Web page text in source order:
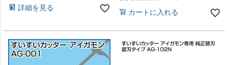
詳細を見る
カートに入れる